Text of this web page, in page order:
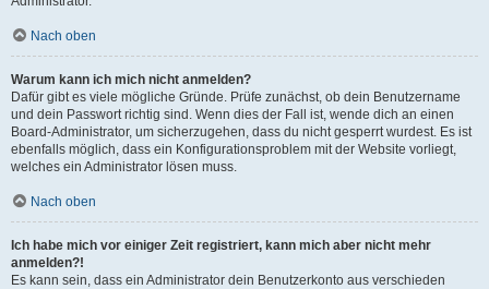
Nach oben
Warum kann ich mich nicht anmelden?
Dafür gibt es viele mögliche Gründe. Prüfe zunächst, ob dein Benutzername
und dein Passwort richtig sind. Wenn dies der Fall ist, wende dich an einen
Board-Administrator, um sicherzugehen, dass du nicht gesperrt wurdest. Es ist
ebenfalls möglich, dass ein Konfigurationsproblem mit der Website vorliegt,
welches ein Administrator lösen muss.
Nach oben
Ich habe mich vor einiger Zeit registriert, kann mich aber nicht mehr
anmelden?!
Es kann sein, dass ein Administrator dein Benutzerkonto aus verschieden